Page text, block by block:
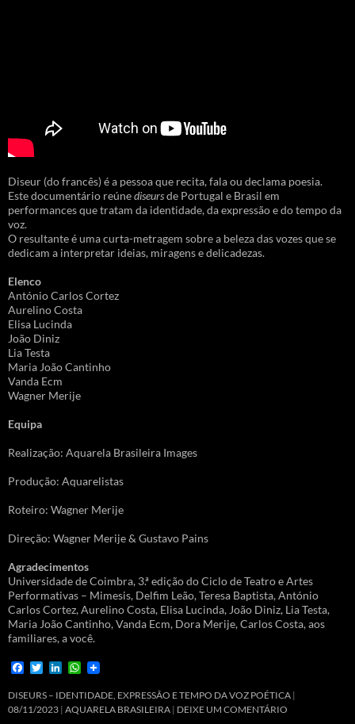
Diseur (do francês) é a pessoa que recita, fala ou declama poesia.
Este documentário reúnediseursde Portugal e Brasil em
performances que tratam da identidade, da expressão e do tempo da
voz.
O resultante é uma curta-metragem sobre a beleza das vozes que se
dedicam a interpretar ideias, miragens e delicadezas.
Elenco
António Carlos Cortez
Aurelino Costa
Elisa Lucinda
João Diniz
Lia Testa
Maria João Cantinho
Vanda Ecm
Wagner Merije
Equipa
Realização: Aquarela Brasileira Images
Produção: Aquarelistas
Roteiro: Wagner Merije
Direção: Wagner Merije & Gustavo Pains
Agradecimentos
Universidade de Coimbra, 3.ª edição do Ciclo de Teatro e Artes
Performativas – Mimesis, Delfim Leão, Teresa Baptista, António
Carlos Cortez, Aurelino Costa, Elisa Lucinda, João Diniz, Lia Testa,
Maria João Cantinho, Vanda Ecm, Dora Merije, Carlos Costa, aos
familiares, a você.
F
c
e
b
T
i
t
t
n
k
e
W
a
t
s
DISEURS – IDENTIDADE, EXPRESSÃO E TEMPO DA VOZ POÉTICA
08/11/2023 AQUARELA BRASILEIRA DEIXE UM COMENTÁRIO